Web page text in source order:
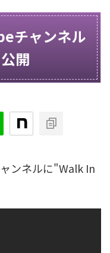
チャンネル
開
ンネルに"Walk In